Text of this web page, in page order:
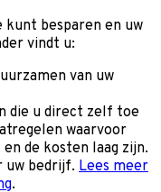
kunt besparen en uw
vindt u:
van uw
die u direct zelf toe
waarvoor
de kosten laag zijn.
uw bedrijf. Lees meer
.